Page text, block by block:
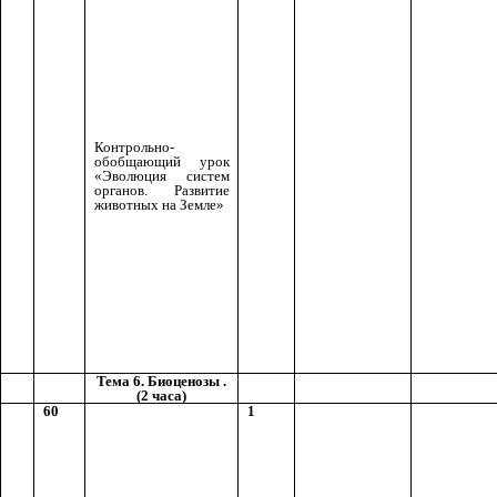
Контрольно-
обобщающий урок
«Эволюция систем
органов. Развитие
животных на Земле»
Тема 6. Биоценозы .
(2 часа)
60
1